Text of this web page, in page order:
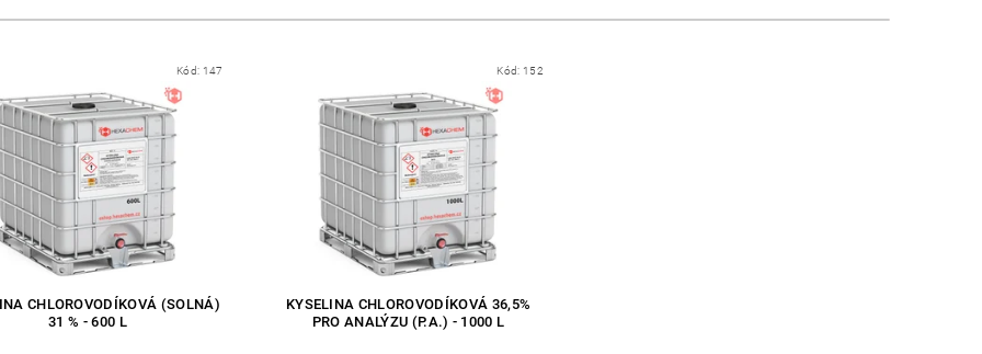
Kód: 147
CHLOROVODÍKOVÁ (SOLNÁ)
31 % - 600 L
Kód: 152
KYSELINA CHLOROVODÍKOVÁ 36,5%
PRO ANALÝZU (P.A.) - 1000 L